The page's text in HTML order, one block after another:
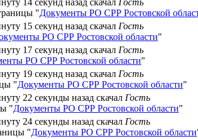
"Документы РО СРР Ростовской
15 секунд назад скачал Гость
РО СРР Ростовской области"
17 секунд назад скачал Гость
РО СРР Ростовской области"
19 секунд назад скачал Гость
"Документы РО СРР Ростовской области"
22 секунды назад скачал Гость
"Документы РО СРР Ростовской области"
24 секунды назад скачал Гость
"Документы РО СРР Ростовской области